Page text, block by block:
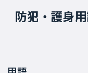
防犯・護身